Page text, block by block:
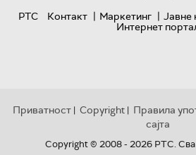
РТС
Контакт | Маркетинг | Јавне
Интернет
Приватност | Copyright | Правила
сајта
Copyright © 2008 - 2026 РТС. Сва